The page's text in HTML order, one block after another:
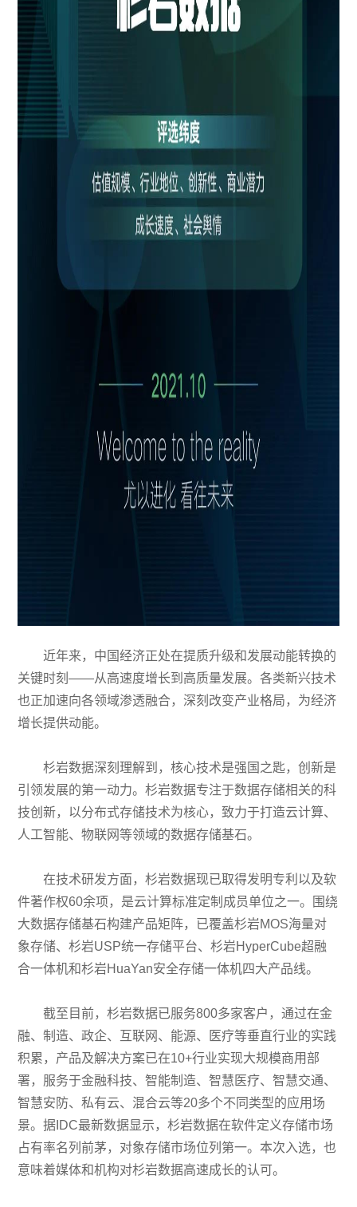
近年来，中国经济正处在提质升级和发展动能转换的
关键时刻——从高速度增长到高质量发展。各类新兴技术
也正加速向各领域渗透融合，深刻改变产业格局，为经济
增长提供动能。
杉岩数据深刻理解到，核心技术是强国之匙，创新是
引领发展的第一动力。杉岩数据专注于数据存储相关的科
技创新，以分布式存储技术为核心，致力于打造云计算、
人工智能、物联网等领域的数据存储基石。
在技术研发方面，杉岩数据现已取得发明专利以及软
件著作权60余项，是云计算标准定制成员单位之一。围绕
大数据存储基石构建产品矩阵，已覆盖杉岩MOS海量对
象存储、杉岩USP统一存储平台、杉岩HyperCube超融
合一体机和杉岩HuaYan安全存储一体机四大产品线。
截至目前，杉岩数据已服务800多家客户，通过在金
融、制造、政企、互联网、能源、医疗等垂直行业的实践
积累，产品及解决方案已在10+行业实现大规模商用部
署，服务于金融科技、智能制造、智慧医疗、智慧交通、
智慧安防、私有云、混合云等20多个不同类型的应用场
景。据IDC最新数据显示，杉岩数据在软件定义存储市场
占有率名列前茅，对象存储市场位列第一。本次入选，也
意味着媒体和机构对杉岩数据高速成长的认可。